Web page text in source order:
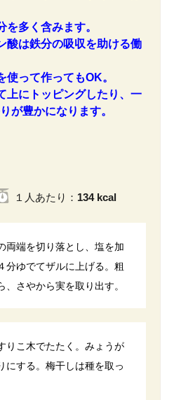
を多く含みます。
酸は鉄分の吸収を助ける働
使って作ってもOK。
上にトッピングしたり、一
が豊かになります。
１人 あたり ： 134 kcal
両端を切り落とし、塩を加
分ゆでてザルに上げる。粗
、さやから実を取り出す。
りこ木でたたく。みょうが
にする。梅干しは種を取っ